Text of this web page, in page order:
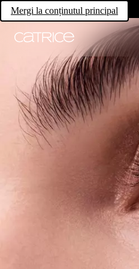
Mergi la conținutul principal